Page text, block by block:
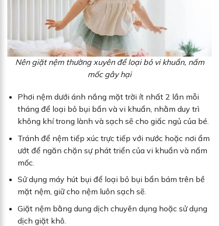
Nên giặt nệm thường xuyên để loại bỏ vi khuẩn, nấm
mốc gây hại
Phơi nệm dưới ánh nắng mặt trời ít nhất 2 lần mỗi
tháng để loại bỏ bụi bẩn và vi khuẩn, nhằm duy trì
không khí trong lành và sạch sẽ cho giấc ngủ của bé.
Tránh để nệm tiếp xúc trực tiếp với nước hoặc nơi ẩm
ướt để ngăn chặn sự phát triển của vi khuẩn và nấm
mốc.
Sử dụng máy hút bụi để loại bỏ bụi bẩn bám trên bề
mặt nệm, giữ cho nệm luôn sạch sẽ.
Giặt nệm bằng dung dịch chuyên dụng hoặc sử dụng
dịch giặt khô.